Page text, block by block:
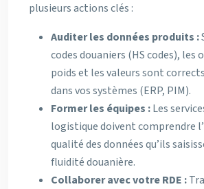
plusieurs actions clés :
Auditer les données produits :
codes douaniers (HS codes), les
poids et les valeurs sont
dans vos systèmes (ERP, PIM).
Former les équipes :Les
logistique doivent comprendre
qualité des données qu’ils
fluidité douanière.
Collaborer avec votre RDE :